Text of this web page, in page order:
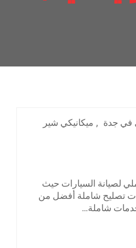
في جدة , ميكانيكي شير
لصيانة السيارات حيث
تصليح شاملة أفضل من
خدمات شاملة…